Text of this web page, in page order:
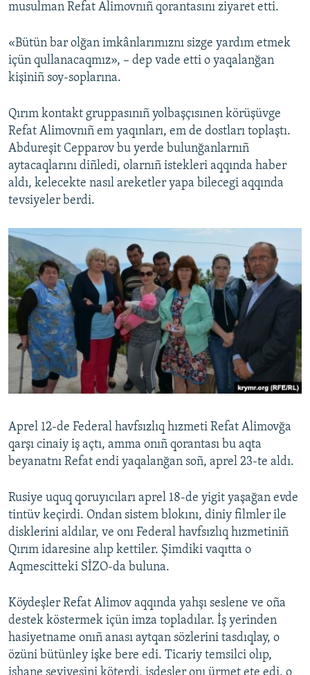
musulman Refat Alimovnıñ qorantasını ziyaret etti.
«Bütün bar olğan imkânlarımıznı sizge yardım etmek
içün qullanacaqmız», – dep vade etti o yaqalanğan
kişiniñ soy-soplarına.
Qırım kontakt gruppasınıñ yolbaşçısınen körüşüvge
Refat Alimovnıñ em yaqınları, em de dostları toplaştı.
Abdureşit Cepparov bu yerde bulunğanlarnıñ
aytacaqlarını diñledi, olarnıñ istekleri aqqında haber
aldı, kelecekte nasıl areketler yapa bilecegi aqqında
tevsiyeler berdi.
Aprel 12-de Federal havfsızlıq hızmeti Refat Alimovğa
qarşı cinaiy iş açtı, amma onıñ qorantası bu aqta
beyanatnı Refat endi yaqalanğan soñ, aprel 23-te aldı.
Rusiye uquq qoruyıcıları aprel 18-de yigit yaşağan evde
tintüv keçirdi. Ondan sistem blokını, diniy filmler ile
disklerini aldılar, ve onı Federal havfsızlıq hızmetiniñ
Qırım idaresine alıp kettiler. Şimdiki vaqıtta o
Aqmescitteki SİZO-da buluna.
Köydeşler Refat Alimov aqqında yahşı seslene ve oña
destek köstermek içün imza topladılar. İş yerinden
hasiyetname onıñ anası aytqan sözlerini tasdıqlay, o
özüni bütünley işke bere edi. Ticariy temsilci olıp,